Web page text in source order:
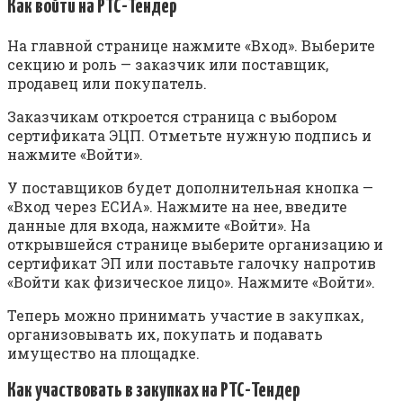
Как войти на РТС-Тендер
На главной странице нажмите «Вход». Выберите
секцию и роль — заказчик или поставщик,
продавец или покупатель.
Заказчикам откроется страница с выбором
сертификата ЭЦП. Отметьте нужную подпись и
нажмите «Войти».
У поставщиков будет дополнительная кнопка —
«Вход через ЕСИА». Нажмите на нее, введите
данные для входа, нажмите «Войти». На
открывшейся странице выберите организацию и
сертификат ЭП или поставьте галочку напротив
«Войти как физическое лицо». Нажмите «Войти».
Теперь можно принимать участие в закупках,
организовывать их, покупать и подавать
имущество на площадке.
Как участвовать в закупках на РТС-Тендер